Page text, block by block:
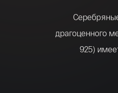
драгоценного
925)